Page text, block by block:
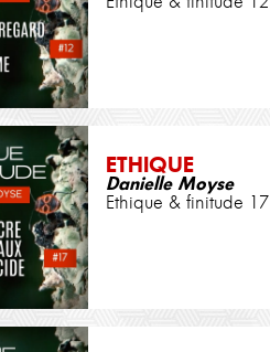
ETHIQUE
Danielle Moyse
Ethique & finitude 17